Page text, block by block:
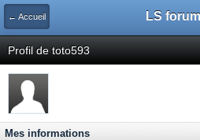
← Accueil LS
Profil de toto593
Mes informations